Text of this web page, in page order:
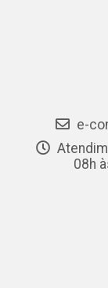
e-
08h